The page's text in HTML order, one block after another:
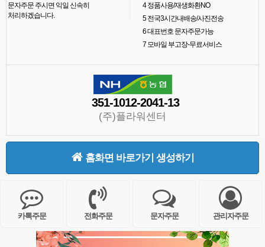
문자주문 주시면 익일 신속히
처리하겠습니다.
4정품사용/재생화환NO
5전국3시간내배송/사진전송
6대표번호 문자주문가능
7모바일 부고장-무료서비스
351-1012-2041-13
(주)플라워센터
홈화면 바로가기 생성하기
카톡주문 전화주문 문자주문 관리자주문